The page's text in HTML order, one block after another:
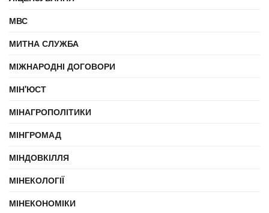
МВС
МИТНА СЛУЖБА
МІЖНАРОДНІ ДОГОВОРИ
МІН'ЮСТ
МІНАГРОПОЛІТИКИ
МІНГРОМАД
МІНДОВКІЛЛЯ
МІНЕКОЛОГІЇ
МІНЕКОНОМІКИ